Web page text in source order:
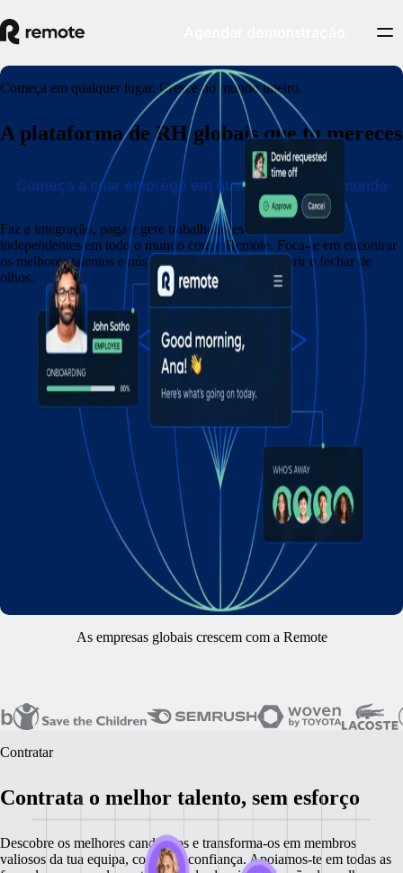
Começa em qualquer lugar. Cresce no mundo inteiro.
A plataforma de RH globais que tu mereces
Faz a integração, paga e gere trabalhadores e trabalhadores
independentes em todo o mundo com a Remote. Foca-te em encontrar
os melhores talentos e nós tratamos do resto num abrir e fechar de
olhos.
Começa a criar emprego em qualquer parte do mundo
As empresas globais crescem com a Remote
Contratar
Contrata o melhor talento, sem esforço
Descobre os melhores candidatos e transforma-os em membros
valiosos da tua equipa, com total confiança. Apoiamos-te em todas as